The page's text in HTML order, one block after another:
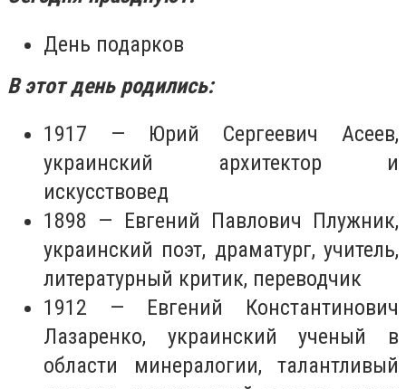
День подарков
В этот день родились:
1917 — Юрий Сергеевич Асеев,
украинский архитектор и
искусствовед
1898 — Евгений Павлович Плужник,
украинский поэт, драматург, учитель,
литературный критик, переводчик
1912 — Евгений Константинович
Лазаренко, украинский ученый в
области минералогии, талантливый